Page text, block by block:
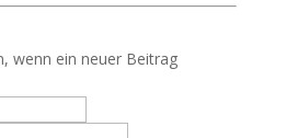
wenn ein neuer Beitrag